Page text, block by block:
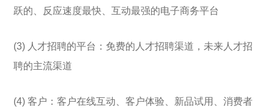
跃的、反应速度最快、互动最强的电子商务平台
(3) 人才招聘的平台：免费的人才招聘渠道，未来人才招
聘的主流渠道
(4) 客户：客户在线互动、客户体验、新品试用、消费者